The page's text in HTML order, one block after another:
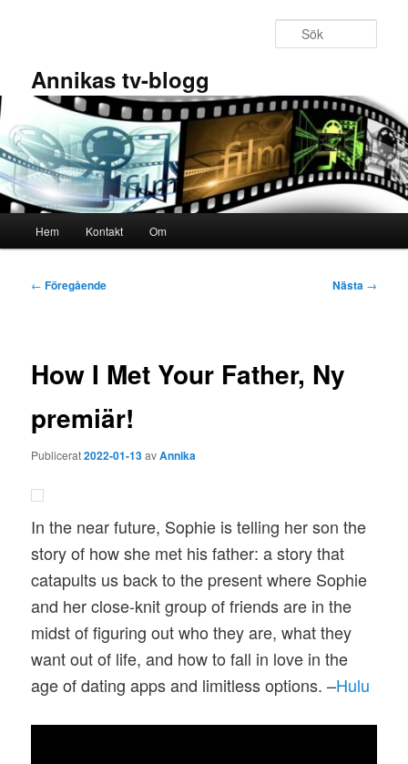
Annikas tv-blogg
Hem Kontakt Om
Inläggsnavigering
← Föregående Nästa →
How I Met Your Father, Ny
premiär!
Publicerat2022-01-13avAnnika
In the near future, Sophie is telling her son the
story of how she met his father: a story that
catapults us back to the present where Sophie
and her close-knit group of friends are in the
midst of figuring out who they are, what they
want out of life, and how to fall in love in the
age of dating apps and limitless options. –Hulu